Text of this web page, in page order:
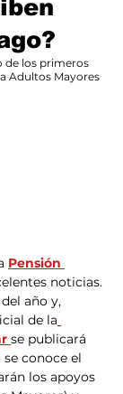
de los primeros
Adultos Mayores
Pensión
noticias.
año y,
de la
se publicará
conoce el
los apoyos